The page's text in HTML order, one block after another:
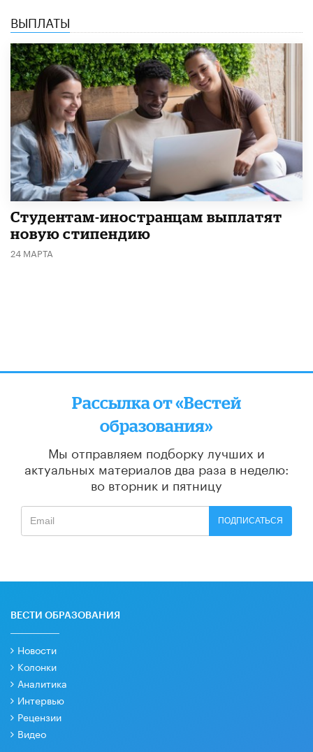
ВЫПЛАТЫ
Студентам-иностранцам выплатят
новую стипендию
24 МАРТА
Рассылка от «Вестей
образования»
Мы отправляем подборку лучших и
актуальных материалов два раза в неделю:
во вторник и пятницу
ПОДПИСАТЬСЯ
ВЕСТИ ОБРАЗОВАНИЯ
Новости
Колонки
Аналитика
Интервью
Рецензии
Видео